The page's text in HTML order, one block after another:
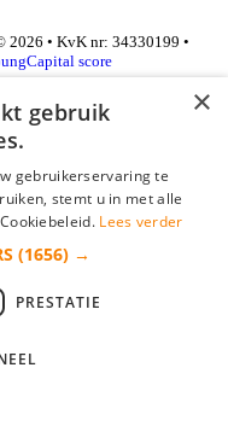
• KvK nr: 34330199 •
score
×
gebruik
gebruikerservaring te
stemt u in met alle
Lees verder
(1656) →
PRESTATIE